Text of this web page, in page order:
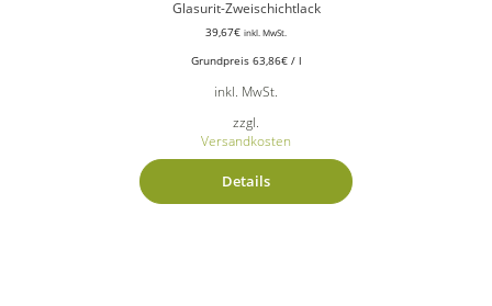
Glasurit-Zweischichtlack
39,67€ inkl. MwSt.
Grundpreis 63,86€/ l
inkl. MwSt.
zzgl.
Versandkosten
Details